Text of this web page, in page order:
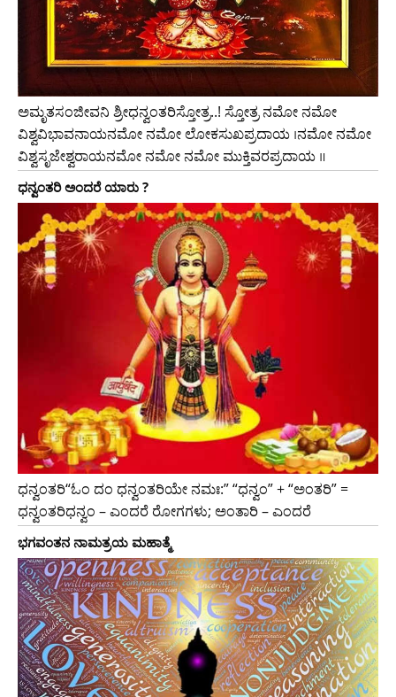
ಅಮೃತಸಂಜೀವನಿ ಶ್ರೀಧನ್ವಂತರಿಸ್ತೋತ್ರ..! ಸ್ತೋತ್ರ ನಮೋ ನಮೋ
ವಿಶ್ವವಿಭಾವನಾಯನಮೋ ನಮೋ ಲೋಕಸುಖಪ್ರದಾಯ ।ನಮೋ ನಮೋ
ವಿಶ್ವಸೃಜೇಶ್ವರಾಯನಮೋ ನಮೋ ನಮೋ ಮುಕ್ತಿವರಪ್ರದಾಯ ॥
ಧನ್ವಂತರಿ ಅಂದರೆ ಯಾರು ?
ಧನ್ವಂತರಿ“ಓಂ ದಂ ಧನ್ವಂತರಿಯೇ ನಮಃ:” “ಧನ್ವಂ” + “ಅಂತರಿ” =
ಧನ್ವಂತರಿಧನ್ವಂ – ಎಂದರೆ ರೋಗಗಳು; ಅಂತಾರಿ – ಎಂದರೆ
ಭಗವಂತನ ನಾಮತ್ರಯ ಮಹಾತ್ಮೆ